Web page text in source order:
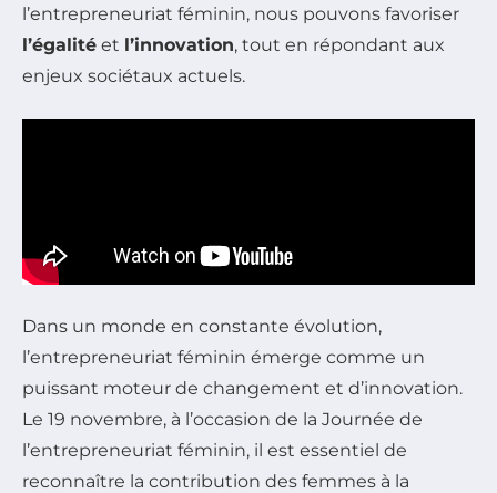
l’entrepreneuriat féminin, nous pouvons favoriser
l’égalité et l’innovation, tout en répondant aux
enjeux sociétaux actuels.
Dans un monde en constante évolution,
l’entrepreneuriat féminin émerge comme un
puissant moteur de changement et d’innovation.
Le 19 novembre, à l’occasion de la Journée de
l’entrepreneuriat féminin, il est essentiel de
reconnaître la contribution des femmes à la